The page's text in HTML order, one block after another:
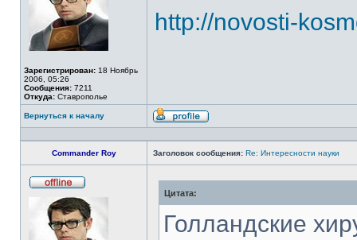
Зарегистрирован: 18 Ноябрь
2006, 05:26
Сообщения: 7211
Откуда: Ставрополье
http://novosti-
Вернуться к началу
Профиль
Commander Roy Заголовок сообщения: Re: Интересности науки
в
сети
Цитата:
Голландские